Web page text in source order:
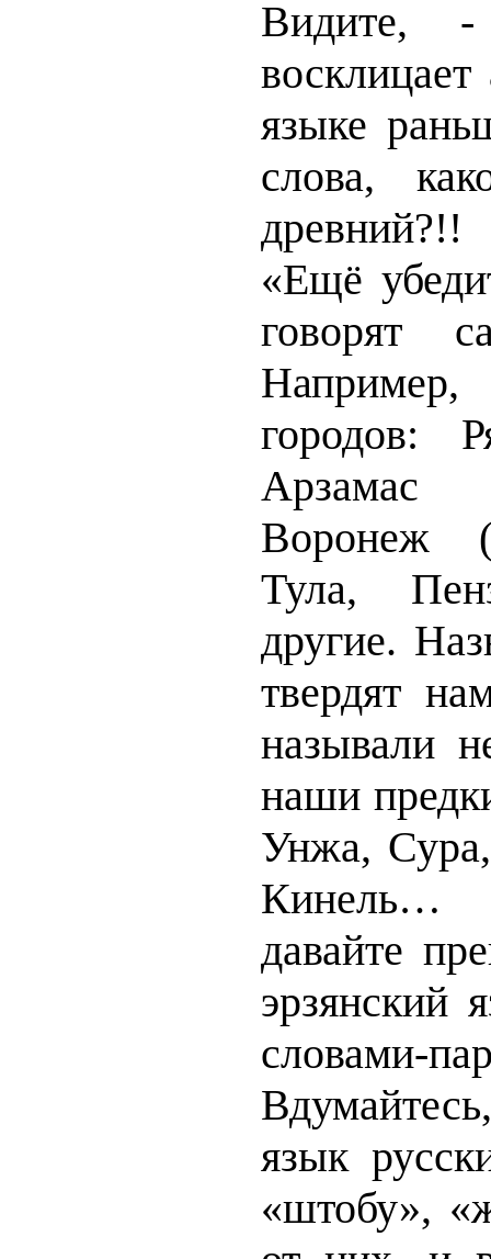
Видите,
языке
слова,
древний?!!
«Ещё
говорят
городов:
Воронеж
Тула,
другие.
твердят
называли
наши
Унжа,
Кинель…
давайте
эрзянский
словами-
язык
«штобу»,